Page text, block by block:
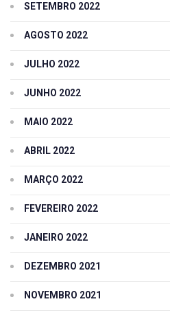
SETEMBRO 2022
AGOSTO 2022
JULHO 2022
JUNHO 2022
MAIO 2022
ABRIL 2022
MARÇO 2022
FEVEREIRO 2022
JANEIRO 2022
DEZEMBRO 2021
NOVEMBRO 2021